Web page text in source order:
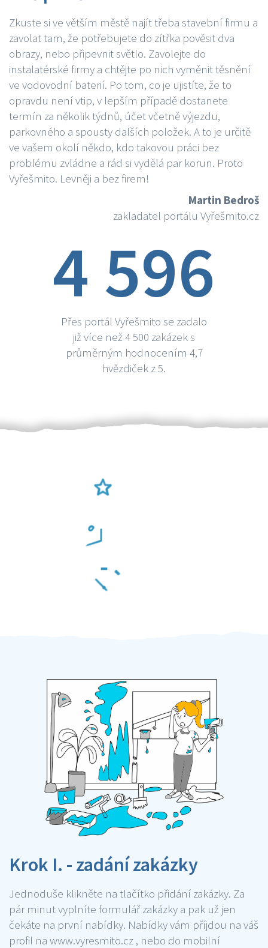
Zkuste si ve větším městě najít třeba stavební firmu a
zavolat tam, že potřebujete do zítřka pověsit dva
obrazy, nebo připevnit světlo. Zavolejte do
instalatérské firmy a chtějte po nich vyměnit těsnění
ve vodovodní baterií. Po tom, co je ujistíte, že to
opravdu není vtip, v lepším případě dostanete
termín za několik týdnů, účet včetně výjezdu,
parkovného a spousty dalších položek. A to je určitě
ve vašem okolí někdo, kdo takovou práci bez
problému zvládne a rád si vydělá par korun. Proto
Vyřešmito. Levněji a bez firem!
Martin Bedroš
zakladatel portálu Vyřešmito.cz
4 596
Přes portál Vyřešmito se zadalo
již více než 4 500 zakázek s
průměrným hodnocením 4,7
hvězdiček z 5.
Krok I. - zadání zakázky
Jednoduše klikněte na tlačítko přidání zakázky. Za
pár minut vyplníte formulář zakázky a pak už jen
čekáte na první nabídky. Nabídky vám příjdou na váš
profil na www.vyresmito.cz , nebo do mobilní